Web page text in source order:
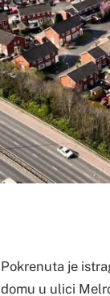
Pokrenuta je
domu u ulici